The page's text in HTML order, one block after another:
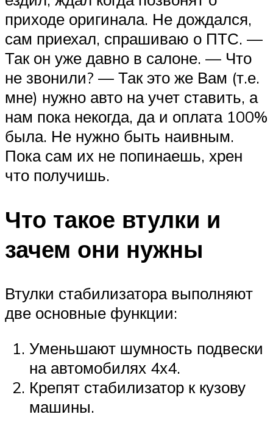
приходе оригинала. Не дождался,
сам приехал, спрашиваю о ПТС. —
Так он уже давно в салоне. — Что
не звонили? — Так это же Вам (т.е.
мне) нужно авто на учет ставить, а
нам пока некогда, да и оплата 100%
была. Не нужно быть наивным.
Пока сам их не попинаешь, хрен
что получишь.
Что такое втулки и
зачем они нужны
Втулки стабилизатора выполняют
две основные функции:
Уменьшают шумность подвески
на автомобилях 4х4.
Крепят стабилизатор к кузову
машины.